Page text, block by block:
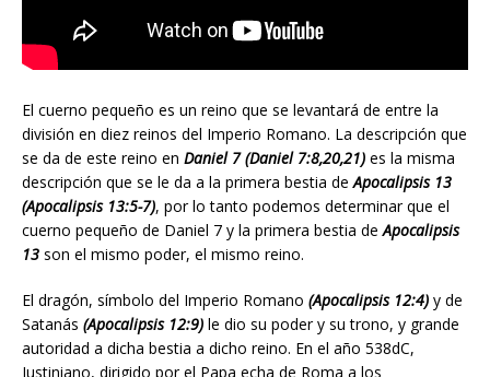
El cuerno pequeño es un reino que se levantará de entre la
división en diez reinos del Imperio Romano. La descripción que
se da de este reino en Daniel 7 (Daniel 7:8,20,21) es la misma
descripción que se le da a la primera bestia deApocalipsis 13
(Apocalipsis 13:5-7), por lo tanto podemos determinar que el
cuerno pequeño de Daniel 7 y la primera bestia deApocalipsis
13 son el mismo poder, el mismo reino.
El dragón, símbolo del Imperio Romano (Apocalipsis 12:4) y de
Satanás (Apocalipsis 12:9) le dio su poder y su trono, y grande
autoridad a dicha bestia a dicho reino. En el año 538dC,
Justiniano, dirigido por el Papa echa de Roma a los